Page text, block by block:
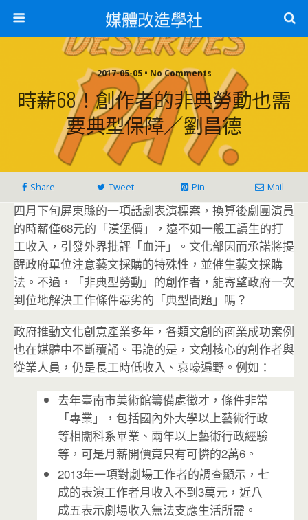
媒體改造學社
2017-05-05 • No Comments
時薪68！創作者的非典勞動也需
要典型保障／劉昌德
Share Tweet Pin Mail
四月下旬屏東縣的一項話劇表演標案，換算後劇團演員
的時薪僅68元的「漢堡價」，遠不如一般工讀生的打
工收入，引發外界批評「血汗」。文化部因而承諾將提
醒政府單位注意藝文採購的特殊性，並催生藝文採購
法。不過，「非典型勞動」的創作者，能寄望政府一次
到位地解決工作條件惡劣的「典型問題」嗎？
政府推動文化創意產業多年，各類文創的商業成功案例
也在媒體中不斷覆誦。弔詭的是，文創核心的創作者與
從業人員，仍是長工時低收入、哀嚎遍野。例如：
去年臺南市美術館籌備處徵才，條件非常
「專業」，包括國內外大學以上藝術行政
等相關科系畢業、兩年以上藝術行政經驗
等，可是月薪開價竟只有可憐的2萬6。
2013年一項對劇場工作者的調查顯示，七
成的表演工作者月收入不到3萬元，近八
成五表示劇場收入無法支應生活所需。